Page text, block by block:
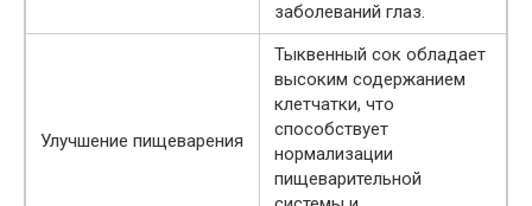
заболеваний глаз.
Улучшение пищеварения
Тыквенный сок обладает
высоким содержанием
клетчатки, что
способствует
нормализации
пищеварительной